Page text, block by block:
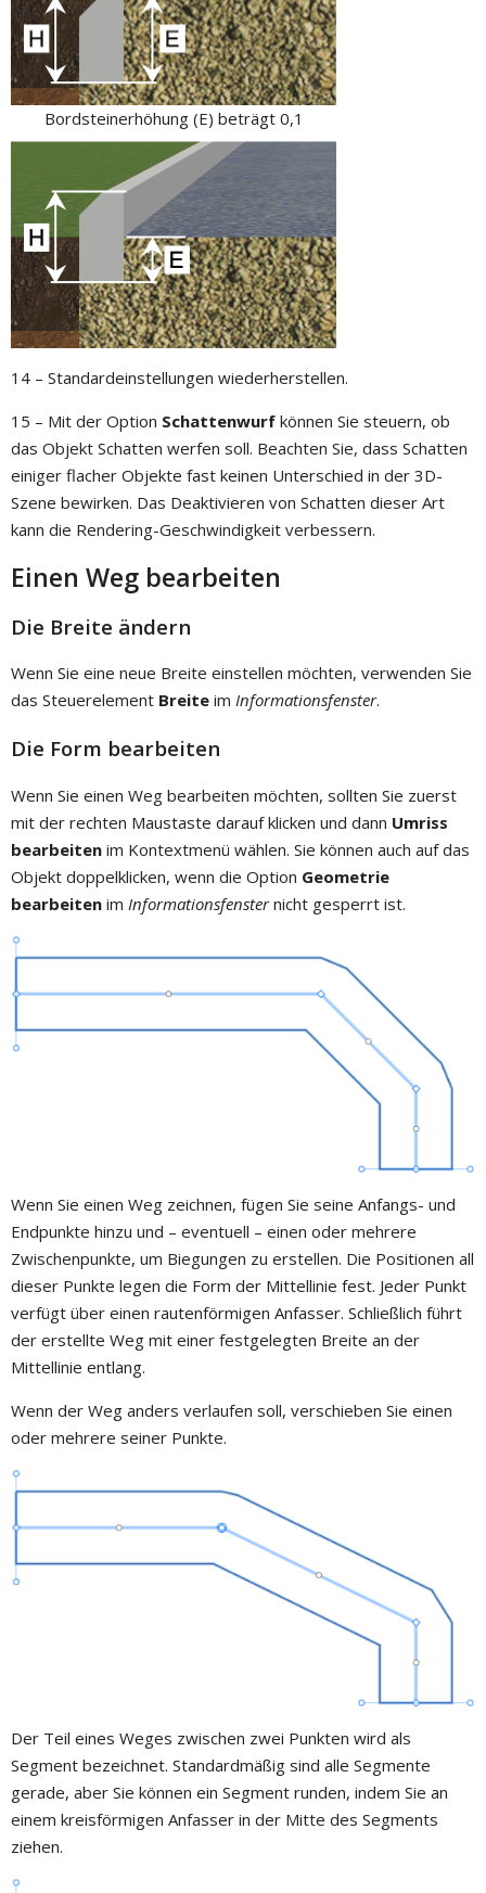
Bordsteinerhöhung (E) beträgt 0,1
14 – Standardeinstellungen wiederherstellen.
15 – Mit der Option Schattenwurf können Sie steuern, ob
das Objekt Schatten werfen soll. Beachten Sie, dass Schatten
einiger flacher Objekte fast keinen Unterschied in der 3D-
Szene bewirken. Das Deaktivieren von Schatten dieser Art
kann die Rendering-Geschwindigkeit verbessern.
Einen Weg bearbeiten
Die Breite ändern
Wenn Sie eine neue Breite einstellen möchten, verwenden Sie
das Steuerelement Breite im Informationsfenster.
Die Form bearbeiten
Wenn Sie einen Weg bearbeiten möchten, sollten Sie zuerst
mit der rechten Maustaste darauf klicken und dann Umriss
bearbeiten im Kontextmenü wählen. Sie können auch auf das
Objekt doppelklicken, wenn die Option Geometrie
bearbeiten im Informationsfensternicht gesperrt ist.
Wenn Sie einen Weg zeichnen, fügen Sie seine Anfangs- und
Endpunkte hinzu und – eventuell – einen oder mehrere
Zwischenpunkte, um Biegungen zu erstellen. Die Positionen all
dieser Punkte legen die Form der Mittellinie fest. Jeder Punkt
verfügt über einen rautenförmigen Anfasser. Schließlich führt
der erstellte Weg mit einer festgelegten Breite an der
Mittellinie entlang.
Wenn der Weg anders verlaufen soll, verschieben Sie einen
oder mehrere seiner Punkte.
Der Teil eines Weges zwischen zwei Punkten wird als
Segment bezeichnet. Standardmäßig sind alle Segmente
gerade, aber Sie können ein Segment runden, indem Sie an
einem kreisförmigen Anfasser in der Mitte des Segments
ziehen.